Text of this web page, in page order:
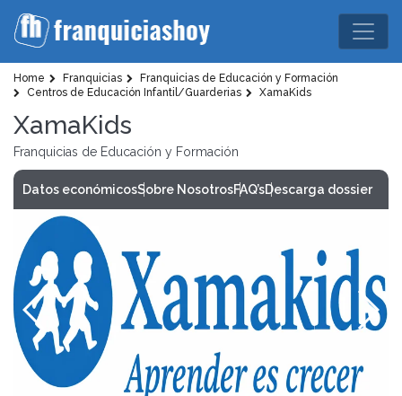
Home Franquicias
Franquicias de Educación y Formación
Centros de Educación Infantil/Guarderias
XamaKids
XamaKids
Franquicias de Educación y Formación
Datos económicosSobre NosotrosFAQ’sDescarga dossier